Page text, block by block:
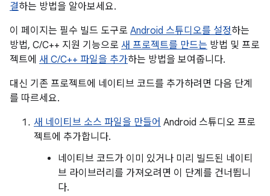
결하는 방법을 알아보세요.
이 페이지는 필수 빌드 도구로 Android 스튜디오를 설정하는
방법, C/C++ 지원 기능으로 새 프로젝트를 만드는 방법 및 프로
젝트에 새 C/C++ 파일을 추가하는 방법을 보여줍니다.
대신 기존 프로젝트에 네이티브 코드를 추가하려면 다음 단계
를 따르세요.
새 네이티브 소스 파일을 만들어 Android 스튜디오 프로
젝트에 추가합니다.
네이티브 코드가 이미 있거나 미리 빌드된 네이티
브 라이브러리를 가져오려면 이 단계를 건너뜁니
다.